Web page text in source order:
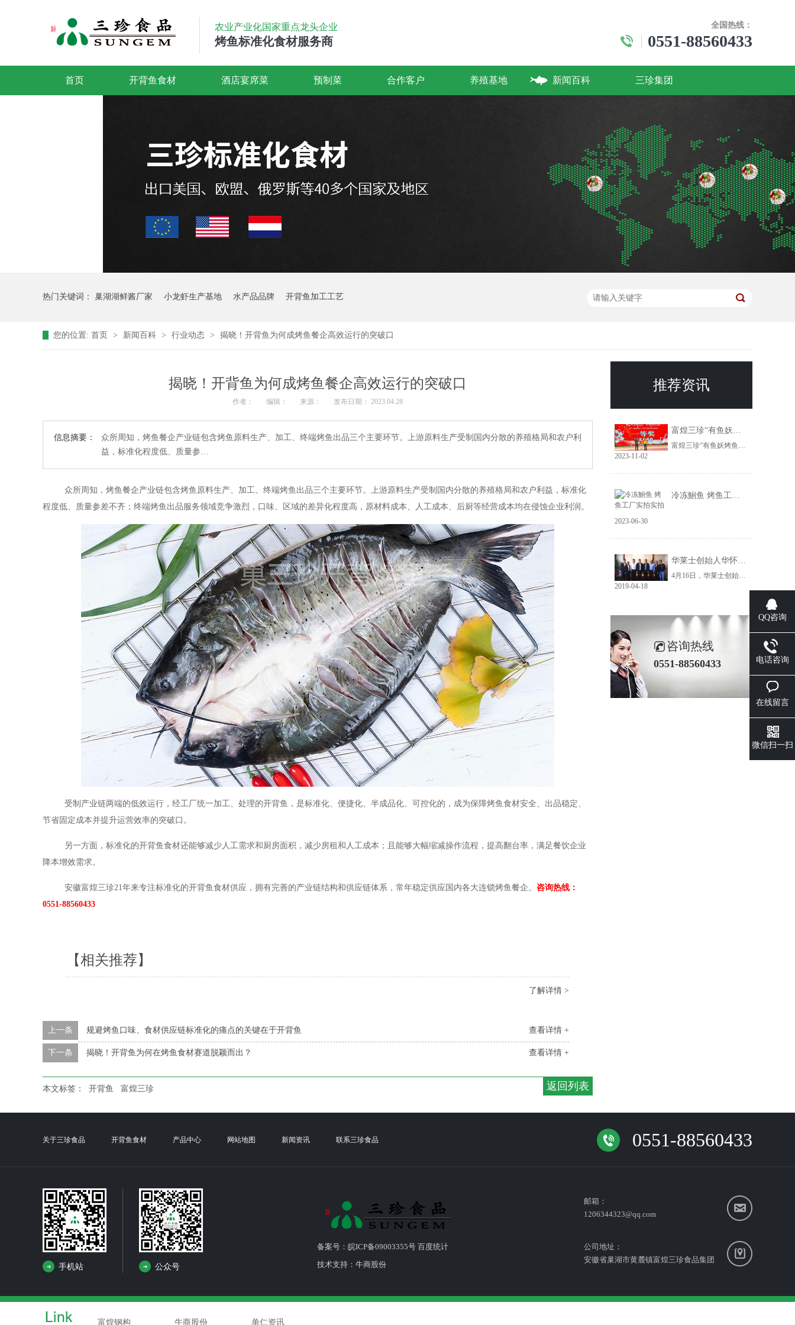
农业产业化国家重点龙头企业
烤鱼标准化食材服务商
全国热线：
0551-88560433
首页 开背鱼食材 酒店宴席菜 预制菜 合作客户 养殖基地 新闻百科 三珍集团
热门关键词： 巢湖湖鲜酱厂家 小龙虾生产基地 水产品品牌 开背鱼加工工艺
您的位置: 首页 > 新闻百科 > 行业动态 > 揭晓！开背鱼为何成烤鱼餐企高效运行的突破口
揭晓！开背鱼为何成烤鱼餐企高效运行的突破口
作者： 编辑： 来源： 发布日期： 2023.04.28
信息摘要：
众所周知，烤鱼餐企产业链包含烤鱼原料生产、加工、终端烤鱼出品三个主要环节。上游原料生产受制国内分散的养殖格局和农户利
益，标准化程度低、质量参…
众所周知，烤鱼餐企产业链包含烤鱼原料生产、加工、终端烤鱼出品三个主要环节。上游原料生产受制国内分散的养殖格局和农户利益，标准化
程度低、质量参差不齐；终端烤鱼出品服务领域竞争激烈，口味、区域的差异化程度高，原材料成本、人工成本、后厨等经营成本均在侵蚀企业利润。
受制产业链两端的低效运行，经工厂统一加工、处理的开背鱼，是标准化、便捷化、半成品化、可控化的，成为保障烤鱼食材安全、出品稳定、
节省固定成本并提升运营效率的突破口。
另一方面，标准化的开背鱼食材还能够减少人工需求和厨房面积，减少房租和人工成本；且能够大幅缩减操作流程，提高翻台率，满足餐饮企业
降本增效需求。
安徽富煌三珍21年来专注标准化的开背鱼食材供应，拥有完善的产业链结构和供应链体系，常年稳定供应国内各大连锁烤鱼餐企。 咨询热线：
0551-88560433
【相关推荐】
了解详情 >
查看详情 +
上一条 规避烤鱼口味、食材供应链标准化的痛点的关键在于开背鱼
查看详情 +
下一条 揭晓！开背鱼为何在烤鱼食材赛道脱颖而出？
返回列表
本文标签： 开背鱼 富煌三珍
推荐资讯
富煌三珍“有鱼妖烤鱼”荣获巢湖市十佳好网货一等奖
富煌三珍“有鱼妖烤鱼”荣获巢湖市十佳好网货一等奖
2023-11-02
冷冻鮰鱼 烤鱼工厂实拍实拍
2023-06-30
华莱士创始人华怀庆、半天妖餐饮董事长耿元善一行莅临三珍参观考察
4月16日，华莱士创始人华怀庆、半天妖餐饮董事长耿元善一行莅临富煌三珍参观考察，三珍公司董事长张波涛热情接待来访一行，总经理付兆琦、常务副总倪宝友陪同参观。
2019-04-18
咨询热线
0551-88560433
关于三珍食品 开背鱼食材 产品中心 网站地图 新闻资讯 联系三珍食品
在线商城
0551-88560433
手机站 公众号
备案号：皖ICP备09003355号 百度统计
技术支持： 牛商股份
邮箱：
1206344323@qq.com
公司地址：
安徽省巢湖市黄麓镇富煌三珍食品集团
富煌钢构 牛商股份 单仁资讯
QQ咨询
电话咨询
在线留言
微信扫一扫